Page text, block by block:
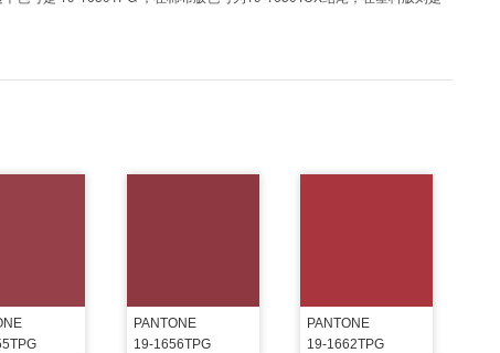
PANTONE
19-1656TPG
PANTONE
19-1662TPG